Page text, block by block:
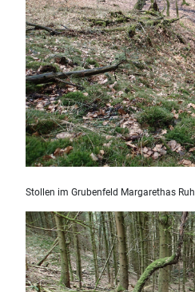
Stollen im Grubenfeld Margarethas Ruh